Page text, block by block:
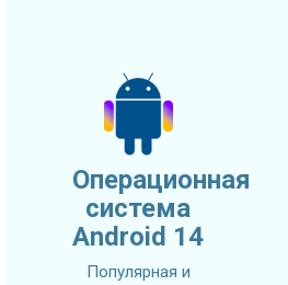
Операционная
система
Android 14
Популярная и